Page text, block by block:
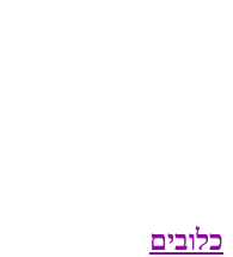
כלובים